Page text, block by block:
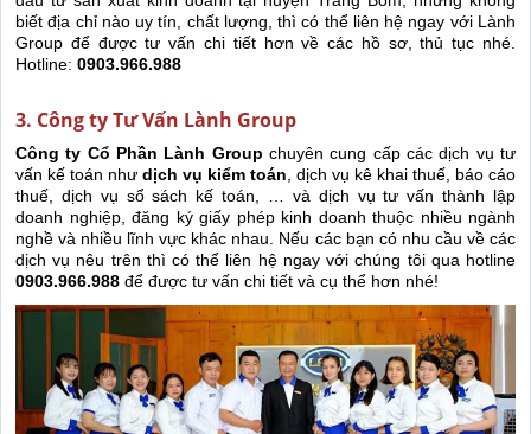
biết địa chỉ nào uy tín, chất lượng, thì có thể liên hệ ngay với Lành
Group để được tư vấn chi tiết hơn về các hồ sơ, thủ tục nhé.
Hotline: 0903.966.988
3. Công ty Tư Vấn Lành Group
Công ty Cổ Phần Lành Group chuyên cung cấp các dịch vụ tư
vấn kế toán như dịch vụ kiểm toán , dịch vụ kê khai thuế, báo cáo
thuế, dịch vụ sổ sách kế toán, … và dịch vụ tư vấn thành lập
doanh nghiệp, đăng ký giấy phép kinh doanh thuộc nhiều ngành
nghề và nhiều lĩnh vực khác nhau. Nếu các bạn có nhu cầu về các
dịch vụ nêu trên thì có thể liên hệ ngay với chúng tôi qua hotline
0903.966.988 để được tư vấn chi tiết và cụ thể hơn nhé!